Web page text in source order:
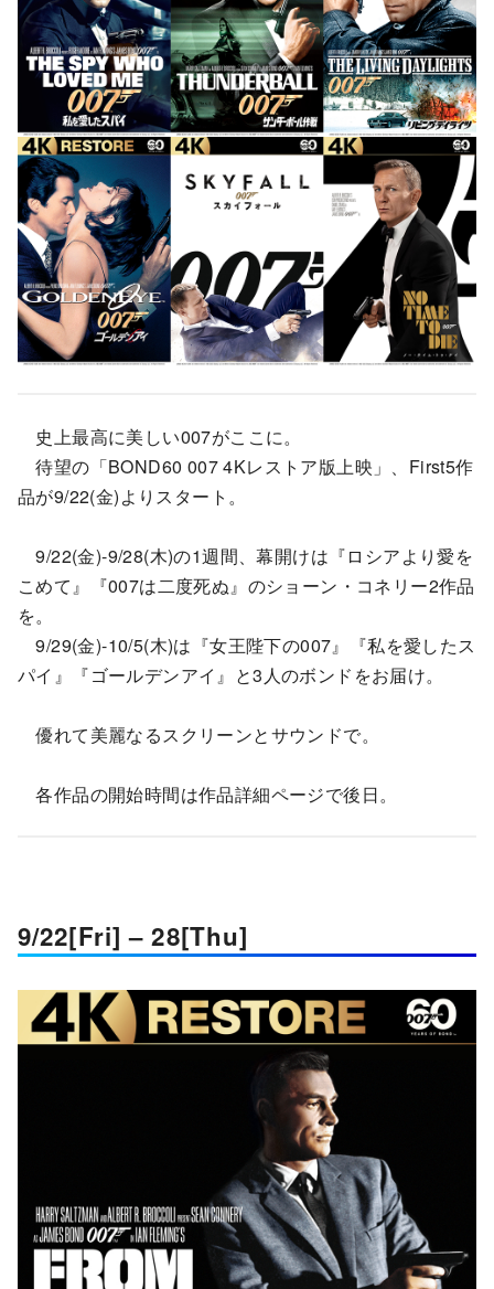
史上最高に美しい007がここに。
待望の「BOND60 007 4Kレストア版上映」、First5作
品が9/22(金)よりスタート。
9/22(金)-9/28(木)の1週間、幕開けは『ロシアより愛を
こめて』『007は二度死ぬ』のショーン・コネリー2作品
を。
9/29(金)-10/5(木)は『女王陛下の007』『私を愛したス
パイ』『ゴールデンアイ』と3人のボンドをお届け。
優れて美麗なるスクリーンとサウンドで。
各作品の開始時間は作品詳細ページで後日。
9/22[Fri] – 28[Thu]